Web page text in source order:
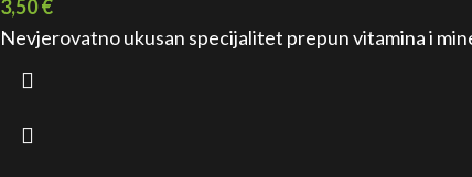
3,50€
Nevjerovatno ukusan specijalitet prepun vitamina i